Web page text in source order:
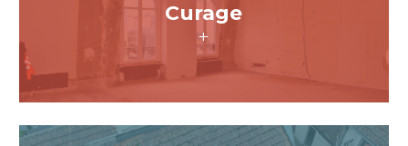
Curage
+